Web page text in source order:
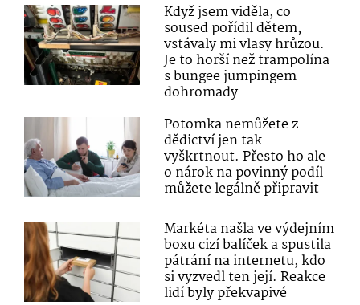
Když jsem viděla, co
soused pořídil dětem,
vstávaly mi vlasy hrůzou.
Je to horší než trampolína
s bungee jumpingem
dohromady
Potomka nemůžete z
dědictví jen tak
vyškrtnout. Přesto ho ale
o nárok na povinný podíl
můžete legálně připravit
Markéta našla ve výdejním
boxu cizí balíček a spustila
pátrání na internetu, kdo
si vyzvedl ten její. Reakce
lidí byly překvapivé